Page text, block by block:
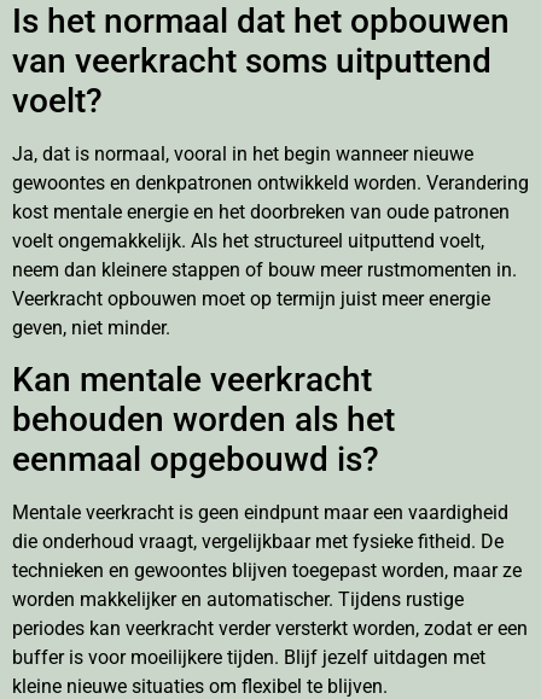
Is het normaal dat het opbouwen
van veerkracht soms uitputtend
voelt?
Ja, dat is normaal, vooral in het begin wanneer nieuwe
gewoontes en denkpatronen ontwikkeld worden. Verandering
kost mentale energie en het doorbreken van oude patronen
voelt ongemakkelijk. Als het structureel uitputtend voelt,
neem dan kleinere stappen of bouw meer rustmomenten in.
Veerkracht opbouwen moet op termijn juist meer energie
geven, niet minder.
Kan mentale veerkracht
behouden worden als het
eenmaal opgebouwd is?
Mentale veerkracht is geen eindpunt maar een vaardigheid
die onderhoud vraagt, vergelijkbaar met fysieke fitheid. De
technieken en gewoontes blijven toegepast worden, maar ze
worden makkelijker en automatischer. Tijdens rustige
periodes kan veerkracht verder versterkt worden, zodat er een
buffer is voor moeilijkere tijden. Blijf jezelf uitdagen met
kleine nieuwe situaties om flexibel te blijven.